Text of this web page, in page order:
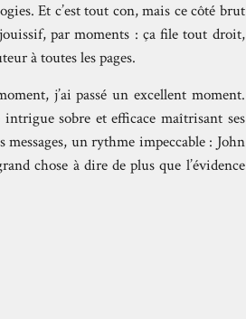
Et c’est tout con, mais ce côté brut
par moments : ça file tout droit,
à toutes les pages.
j’ai passé un excellent moment.
sobre et efficace maîtrisant ses
messages, un rythme impeccable : John
chose à dire de plus que l’évidence